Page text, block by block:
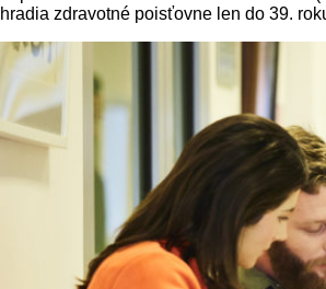
hradia zdravotné poisťovne len do 39.